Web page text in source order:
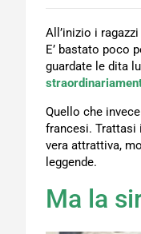
All’inizio i
E’ bastato poco
guardate le dita
Quello che
francesi. Trattasi
vera attrattiva,
leggende.
Ma la